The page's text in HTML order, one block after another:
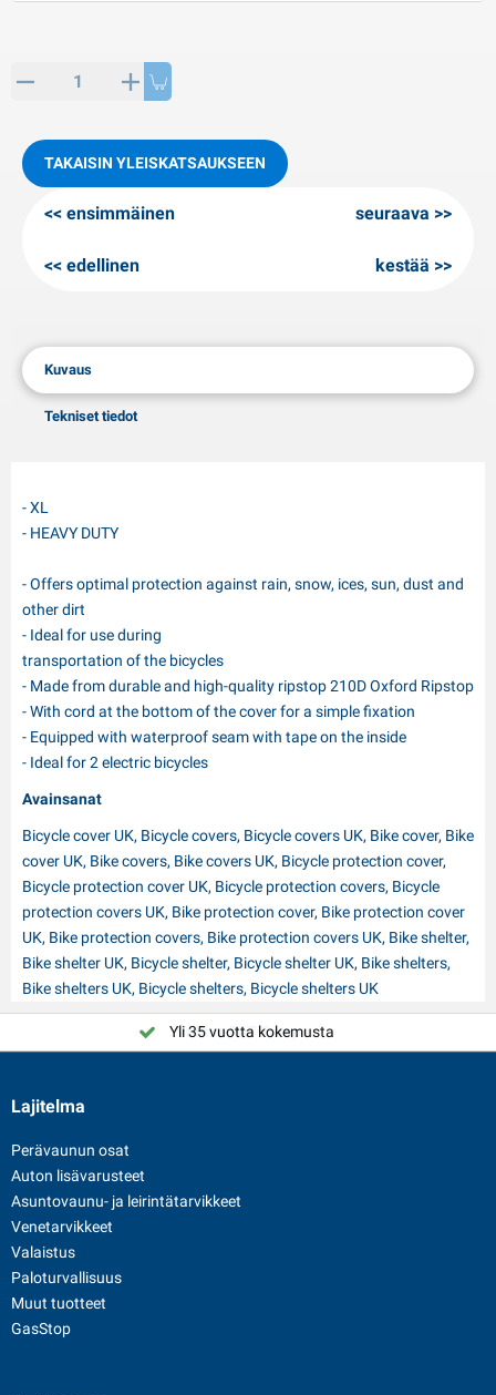
KO artikkeleita
TAKAISIN YLEISKATSAUKSEEN
ensimmäinen
edellinen
seuraava
kestää
Kuvaus
Tekniset tiedot
- XL
- HEAVY DUTY
- Offers optimal protection against rain, snow, ices, sun, dust and
other dirt
- Ideal for use during
transportation of the bicycles
- Made from durable and high-quality ripstop 210D Oxford Ripstop
- With cord at the bottom of the cover for a simple fixation
- Equipped with waterproof seam with tape on the inside
- Ideal for 2 electric bicycles
Avainsanat
Bicycle cover UK, Bicycle covers, Bicycle covers UK, Bike cover, Bike
cover UK, Bike covers, Bike covers UK, Bicycle protection cover,
Bicycle protection cover UK, Bicycle protection covers, Bicycle
protection covers UK, Bike protection cover, Bike protection cover
UK, Bike protection covers, Bike protection covers UK, Bike shelter,
Bike shelter UK, Bicycle shelter, Bicycle shelter UK, Bike shelters,
Bike shelters UK, Bicycle shelters, Bicycle shelters UK
Valitse PAT Europe
Yli 35 vuotta kokemusta
Lajitelma
Perävaunun osat
Auton lisävarusteet
Asuntovaunu- ja leirintätarvikkeet
Venetarvikkeet
Valaistus
Paloturvallisuus
Muut tuotteet
GasStop